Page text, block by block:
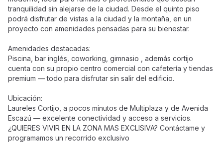
tranquilidad sin alejarse de la ciudad. Desde el quinto piso
podrá disfrutar de vistas a la ciudad y la montaña, en un
proyecto con amenidades pensadas para su bienestar.
Amenidades destacadas:
Piscina, bar inglés, coworking, gimnasio , además cortijo
cuenta con su propio centro comercial con cafetería y tiendas
premium — todo para disfrutar sin salir del edificio.
Ubicación:
Laureles Cortijo, a pocos minutos de Multiplaza y de Avenida
Escazú — excelente conectividad y acceso a servicios.
¿QUIERES VIVIR EN LA ZONA MAS EXCLISIVA? Contáctame y
programamos un recorrido exclusivo